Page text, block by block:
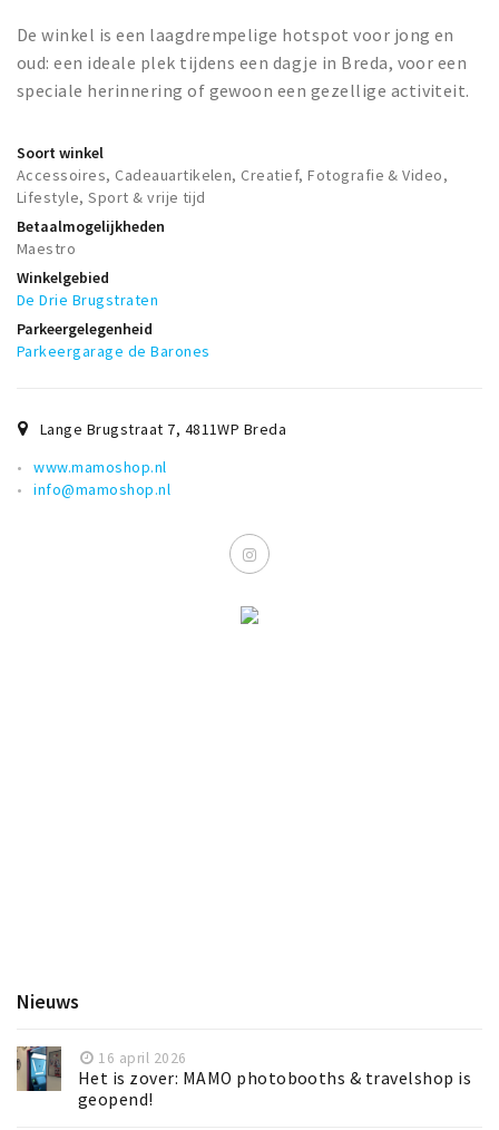
De winkel is een laagdrempelige hotspot voor jong en
oud: een ideale plek tijdens een dagje in Breda, voor een
speciale herinnering of gewoon een gezellige activiteit.
Soort winkel
Accessoires, Cadeauartikelen, Creatief, Fotografie & Video,
Lifestyle, Sport & vrije tijd
Betaalmogelijkheden
Maestro
Winkelgebied
De Drie Brugstraten
Parkeergelegenheid
Parkeergarage de Barones
Lange Brugstraat 7, 4811WP Breda
www.mamoshop.nl
info@mamoshop.nl
Nieuws
16 april 2026
Het is zover: MAMO photobooths & travelshop is
geopend!